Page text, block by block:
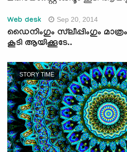
Web desk Sep 20, 2014
ഡൈനിംഗും സ്‍ലീപ്പിംഗും
കൂടി ആയിക്കൂടേ..
STORY TIME